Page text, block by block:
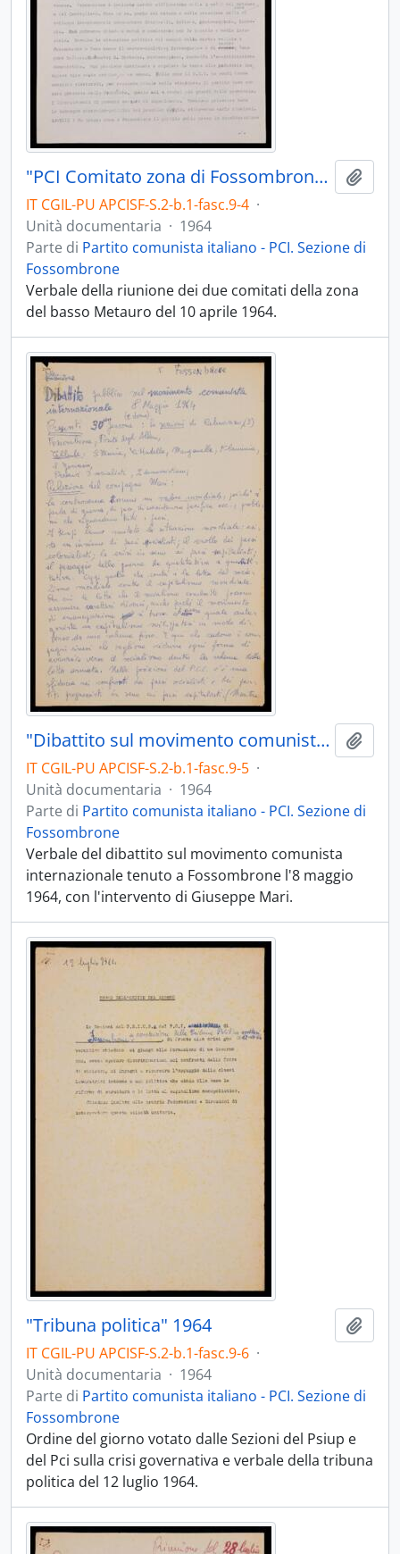
"PCI Comitato zona di Fossombrone" 1964
IT CGIL-PU APCISF-S.2-b.1-fasc.9-4 ·
Unità documentaria · 1964
Parte di Partito comunista italiano - PCI. Sezione di
Fossombrone
Verbale della riunione dei due comitati della zona
del basso Metauro del 10 aprile 1964.
"Dibattito sul movimento comunista internazionale" 1964
IT CGIL-PU APCISF-S.2-b.1-fasc.9-5 ·
Unità documentaria · 1964
Parte di Partito comunista italiano - PCI. Sezione di
Fossombrone
Verbale del dibattito sul movimento comunista
internazionale tenuto a Fossombrone l'8 maggio
1964, con l'intervento di Giuseppe Mari.
"Tribuna politica" 1964
IT CGIL-PU APCISF-S.2-b.1-fasc.9-6 ·
Unità documentaria · 1964
Parte di Partito comunista italiano - PCI. Sezione di
Fossombrone
Ordine del giorno votato dalle Sezioni del Psiup e
del Pci sulla crisi governativa e verbale della tribuna
politica del 12 luglio 1964.